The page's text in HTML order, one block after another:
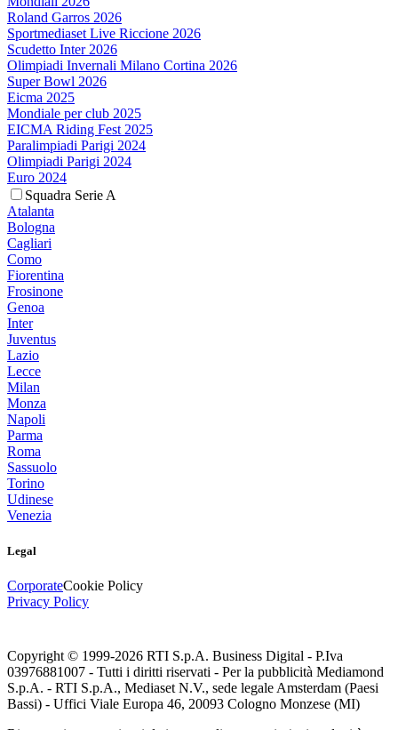
Roland Garros 2026
Sportmediaset Live Riccione 2026
Scudetto Inter 2026
Olimpiadi Invernali Milano Cortina 2026
Super Bowl 2026
Eicma 2025
Mondiale per club 2025
EICMA Riding Fest 2025
Paralimpiadi Parigi 2024
Olimpiadi Parigi 2024
Euro 2024
Squadra Serie A
Atalanta
Bologna
Cagliari
Como
Fiorentina
Frosinone
Genoa
Inter
Juventus
Lazio
Lecce
Milan
Monza
Napoli
Parma
Roma
Sassuolo
Torino
Udinese
Venezia
Legal
CorporateCookie Policy
Privacy Policy
Copyright © 1999-2026 RTI S.p.A. Business Digital - P.Iva
03976881007 - Tutti i diritti riservati - Per la pubblicità Mediamond
S.p.A. - RTI S.p.A., Mediaset N.V., sede legale Amsterdam (Paesi
Bassi) - Uffici Viale Europa 46, 20093 Cologno Monzese (MI)